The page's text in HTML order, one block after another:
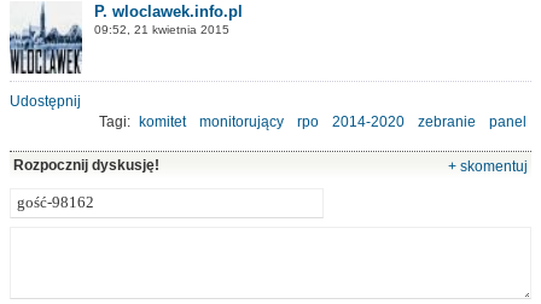
P. wloclawek.info.pl
09:52, 21 kwietnia 2015
Udostępnij
Tagi: komitet monitorujący rpo 2014-2020 zebranie
panel
dyskusja
przedstawiciele
marszałek
Rozpocznij dyskusję!
+ skomentuj